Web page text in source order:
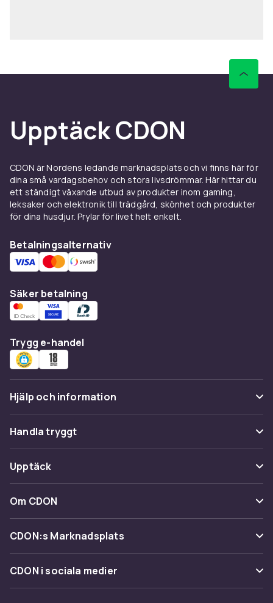
Upptäck CDON
CDON är Nordens ledande marknadsplats och vi finns här för
dina små vardagsbehov och stora livsdrömmar. Här hittar du
ett ständigt växande utbud av produkter inom gaming,
leksaker och elektronik till trädgård, skönhet och produkter
för dina husdjur. Prylar för livet helt enkelt.
Betalningsalternativ
Säker betalning
Trygg e-handel
Hjälp och information
Vanliga frågor
Spåra paket
Ångra & Returnera här
Kundservice
Handla tryggt
Betalning
Leverans
Återkallelser
Upptäck
Kategorier
Varumärken
Shopit.se
Om CDON
Om oss
Kundrecensioner
CDON:s Marknadsplats
Sälj på CDON
Bli affiliate
CDON i sociala medier